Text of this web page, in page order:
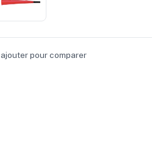
ajouter pour comparer